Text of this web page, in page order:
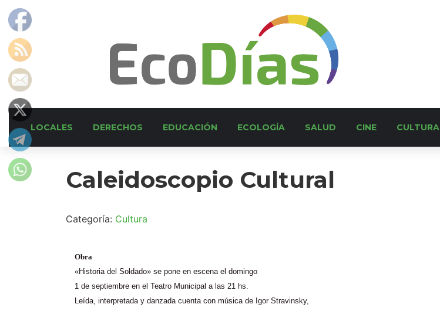
LOCALES DERECHOS EDUCACIÓN ECOLOGÍA SALUD CINE CULTURA
Caleidoscopio Cultural
Categoría: Cultura
Obra
«Historia del Soldado» se pone en escena el domingo
1 de septiembre en el Teatro Municipal a las 21 hs.
Leída, interpretada y danzada cuenta con música de Igor Stravinsky,